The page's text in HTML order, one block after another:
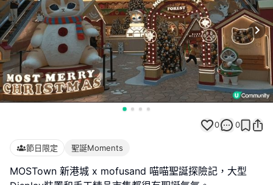
0 0
節日限定 聖誕Moments
MOSTown 新港城 x mofusand 喵喵聖誕探險記，大型